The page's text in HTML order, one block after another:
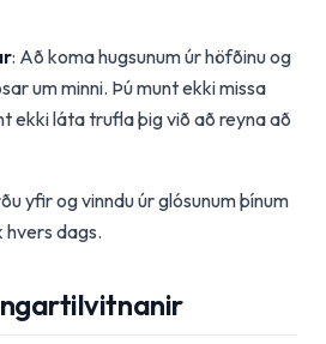
: Að koma hugsunum úr höfðinu og
um minni. Þú munt ekki missa
ekki láta trufla þig við að reyna að
yfir og vinndu úr glósunum þínum
hvers dags.